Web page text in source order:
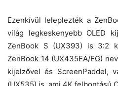
Ezenkívül leleplezték a
világ legkeskenyebb OLED
ZenBook S (UX393) is 3:2
ZenBook 14 (UX435EA/EG)
kijelzővel és ScreenPaddel,